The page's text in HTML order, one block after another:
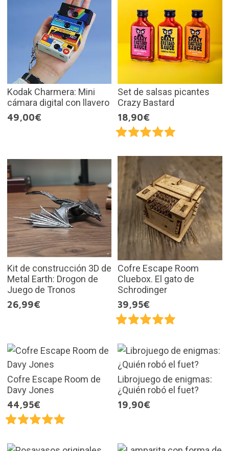
Kodak Charmera: Mini
cámara digital con llavero
49,00€
Set de salsas picantes
Crazy Bastard
18,90€
Kit de construcción 3D de
Metal Earth: Drogon de
Juego de Tronos
26,99€
Cofre Escape Room
Cluebox. El gato de
Schrodinger
39,95€
Cofre Escape Room de
Davy Jones
44,95€
Librojuego de enigmas:
¿Quién robó el fuet?
19,90€